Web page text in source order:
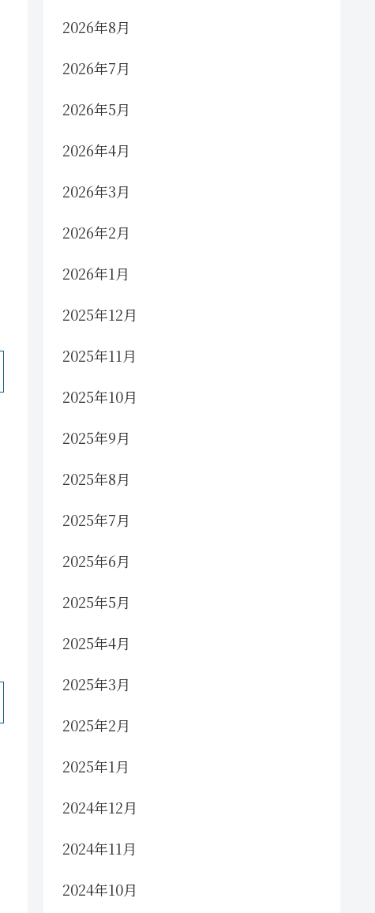
2026年8月
2026年7月
2026年5月
2026年4月
2026年3月
2026年2月
2026年1月
2025年12月
2025年11月
2025年10月
2025年9月
2025年8月
2025年7月
2025年6月
2025年5月
2025年4月
2025年3月
2025年2月
2025年1月
2024年12月
2024年11月
2024年10月